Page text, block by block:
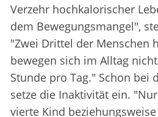
Verzehr hochkalorischer
dem Bewegungsmangel",
"Zwei Drittel der Menschen
bewegen sich im Alltag
Stunde pro Tag." Schon bei
setze die Inaktivität ein.
vierte Kind